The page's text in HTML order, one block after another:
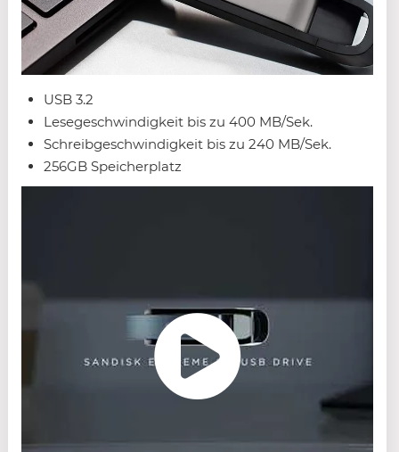
USB 3.2
Lesegeschwindigkeit bis zu 400 MB/Sek.
Schreibgeschwindigkeit bis zu 240 MB/Sek.
256GB Speicherplatz